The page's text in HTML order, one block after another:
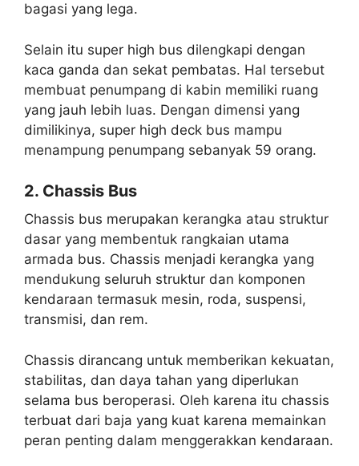
bagasi yang lega.
Selain itu super high bus dilengkapi dengan
kaca ganda dan sekat pembatas. Hal tersebut
membuat penumpang di kabin memiliki ruang
yang jauh lebih luas. Dengan dimensi yang
dimilikinya, super high deck bus mampu
menampung penumpang sebanyak 59 orang.
2. Chassis Bus
Chassis bus merupakan kerangka atau struktur
dasar yang membentuk rangkaian utama
armada bus. Chassis menjadi kerangka yang
mendukung seluruh struktur dan komponen
kendaraan termasuk mesin, roda, suspensi,
transmisi, dan rem.
Chassis dirancang untuk memberikan kekuatan,
stabilitas, dan daya tahan yang diperlukan
selama bus beroperasi. Oleh karena itu chassis
terbuat dari baja yang kuat karena memainkan
peran penting dalam menggerakkan kendaraan.